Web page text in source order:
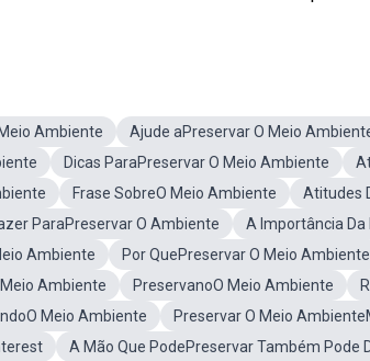
Ambiente Ajude aPreservar O Meio
Dicas ParaPreservar O Meio Ambiente
Frase SobreO Meio Ambiente
Atitudes
ParaPreservar O Ambiente
A Importância
Ambiente
Por QuePreservar O Meio Ambiente
Ambiente
PreservanoO Meio Ambiente
Meio Ambiente
Preservar O Meio
A Mão Que PodePreservar Também Pode